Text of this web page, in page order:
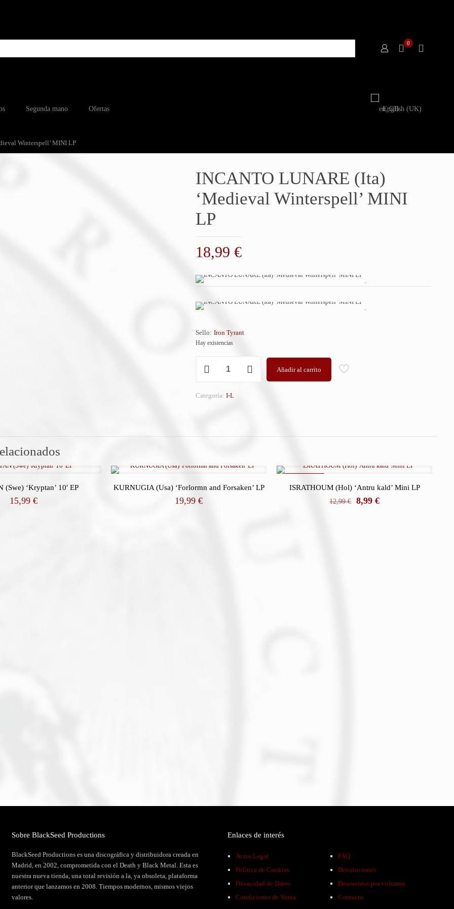
0
Segunda mano Ofertas English (UK)
Winterspell’ MINI LP
INCANTO LUNARE (Ita)
‘Medieval Winterspell’ MINI
LP
18,99 €
.
.
Sello: Iron Tyrant
Hay existencias
LUNARE
'Medieval
Añadir al carrito
Categoría: I-L
(Swe) ‘Kryptan’ 10′ EP
15,99 €
KURNUGIA (Usa) ‘Forlormn and Forsaken’ LP
19,99€
ISRATHOUM (Hol) ‘Antru kald’ Mini LP
12,99€
El
8,99€El
Sobre BlackSeed Productions
BlackSeed Productions es una discográfica y distribuidora creada en
Madrid, en 2002, comprometida con el Death y Black Metal. Esta es
nuestra nueva tienda, una total revisión a la, ya obsoleta, plataforma
anterior que lanzamos en 2008. Tiempos modernos, mismos viejos
valores.
Enlaces de interés
Aviso Legal
Política de Cookies
Privacidad de Datos
Condiciones de Venta
FAQ
Devoluciones
Descuentos por volumen
Contacto